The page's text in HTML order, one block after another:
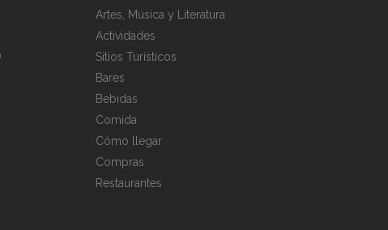
Artes, Música y Literatura
Actividades
Sitios Turísticos
Bares
Bebidas
Comida
Cómo llegar
Compras
Restaurantes